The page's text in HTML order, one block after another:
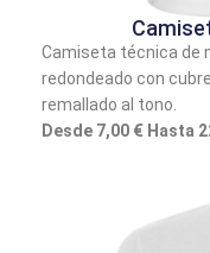
Camiseta técnica de
redondeado con
remallado al tono.
Desde 7,00 € Hasta